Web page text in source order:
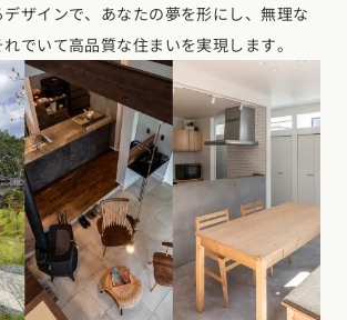
ザインで、あなたの夢を形にし、無理な
でいて高品質な住まいを実現します。
近くのイベントを探す